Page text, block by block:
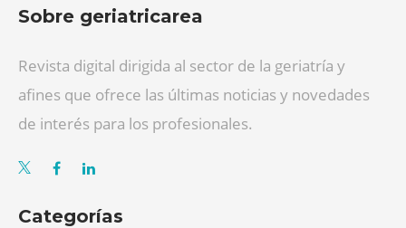
Sobre geriatricarea
Revista digital dirigida al sector de la geriatría y
afines que ofrece las últimas noticias y novedades
de interés para los profesionales.
Categorías